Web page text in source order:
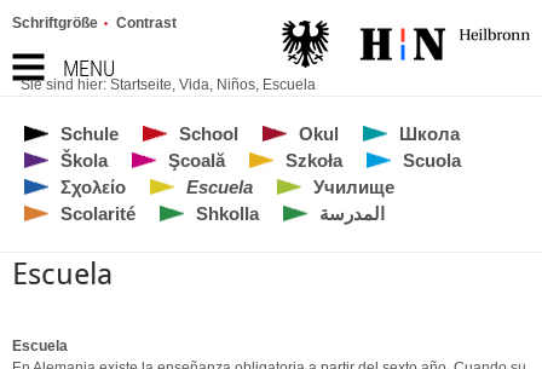
MENU
Schriftgröße Contrast
Sie sind hier: Startseite, Vida, Niños, Escuela
Schule School Okul
Школа
Škola
Şcoală Szkoła
Scuola
Σχολείο
Escuela
Училище
Scolarité
Shkolla المدرسة
Escuela
Escuela